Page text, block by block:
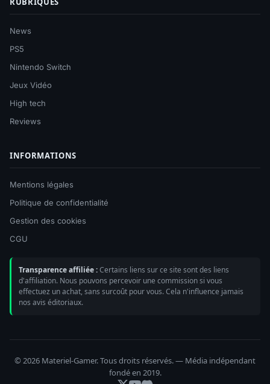
News
PS5
Nintendo Switch
Jeux Vidéo
High tech
Reviews
INFORMATIONS
Mentions légales
Politique de confidentialité
Gestion des cookies
CGU
Transparence affiliée :Certains liens sur ce site sont des liens
d'affiliation. Nous pouvons percevoir une commission si vous
effectuez un achat, sans surcoût pour vous. Cela n'influence jamais
nos avis éditoriaux.
© 2026 Materiel-Gamer. Tous droits réservés. — Média indépendant
fondé en 2019.